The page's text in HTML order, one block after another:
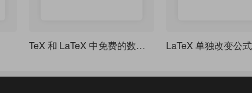
TeX 和 LaTeX 中免费的数学字体预览